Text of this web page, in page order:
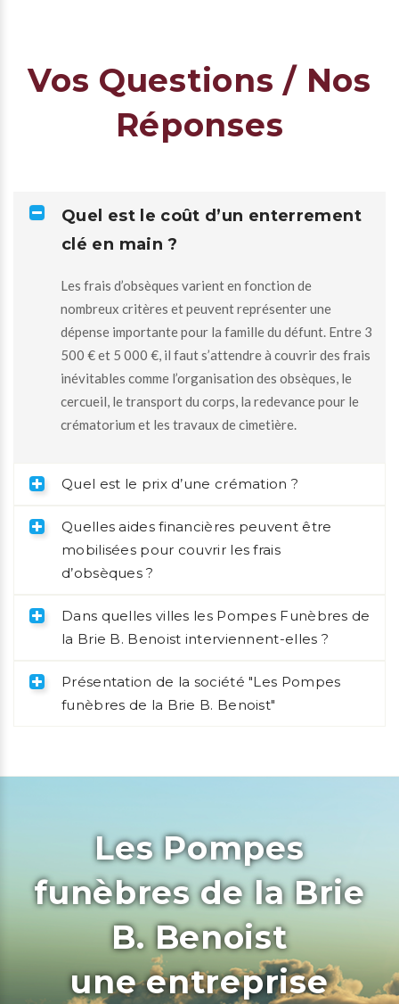
Vos Questions / Nos
Réponses
Quel est le coût d’un enterrement
clé en main ?
Les frais d’obsèques varient en fonction de
nombreux critères et peuvent représenter une
dépense importante pour la famille du défunt. Entre 3
500 € et 5 000 €, il faut s’attendre à couvrir des frais
inévitables comme l’organisation des obsèques, le
cercueil, le transport du corps, la redevance pour le
crématorium et les travaux de cimetière.
Quel est le prix d’une crémation ?
Quelles aides financières peuvent être
mobilisées pour couvrir les frais
d’obsèques ?
Dans quelles villes les Pompes Funèbres de
la Brie B. Benoist interviennent-elles ?
Présentation de la société "Les Pompes
funèbres de la Brie B. Benoist"
Les Pompes
funèbres de la Brie
B. Benoist
une entreprise